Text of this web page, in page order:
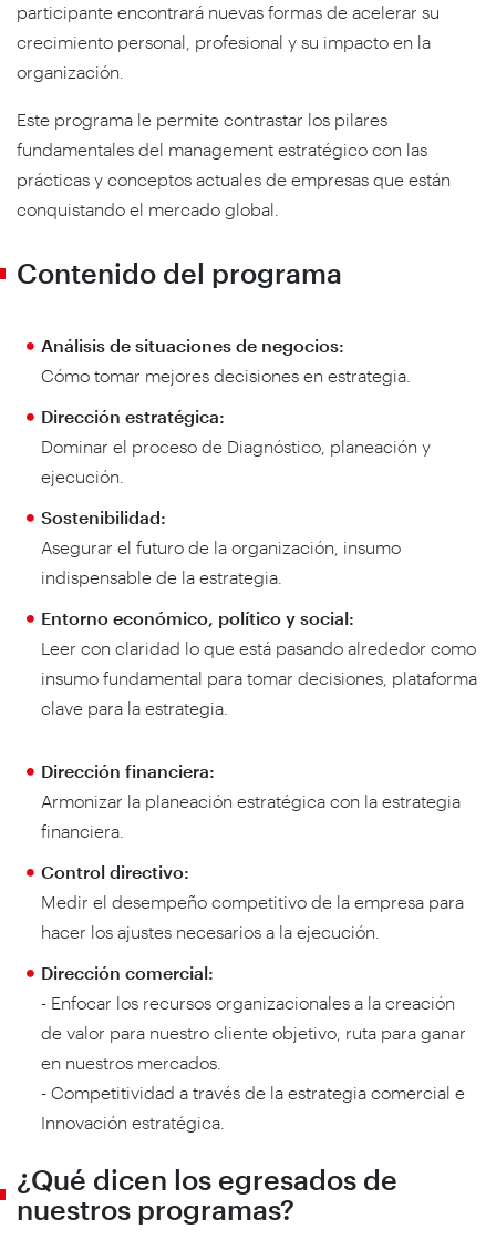
participante encontrará nuevas formas de acelerar su
crecimiento personal, profesional y su impacto en la
organización.
Este programa le permite contrastar los pilares
fundamentales del management estratégico con las
prácticas y conceptos actuales de empresas que están
conquistando el mercado global.
Contenido del programa
Análisis de situaciones de negocios:
Cómo tomar mejores decisiones en estrategia.
Dirección estratégica:
Dominar el proceso de Diagnóstico, planeación y
ejecución.
Sostenibilidad:
Asegurar el futuro de la organización, insumo
indispensable de la estrategia.
Entorno económico, político y social:
Leer con claridad lo que está pasando alrededor como
insumo fundamental para tomar decisiones, plataforma
clave para la estrategia.
Dirección financiera:
Armonizar la planeación estratégica con la estrategia
financiera.
Control directivo:
Medir el desempeño competitivo de la empresa para
hacer los ajustes necesarios a la ejecución.
Dirección comercial:
- Enfocar los recursos organizacionales a la creación
de valor para nuestro cliente objetivo, ruta para ganar
en nuestros mercados.
- Competitividad a través de la estrategia comercial e
Innovación estratégica.
¿Qué dicen los egresados de
nuestros programas?